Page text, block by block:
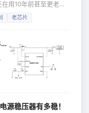
用10年前甚至更老的
也不贵的新芯片吗？
了？那些老芯片主频
概念。 手机里的芯
，性能更强、功耗更
按月来算的。但是在
老芯片
源稳压器有多稳！